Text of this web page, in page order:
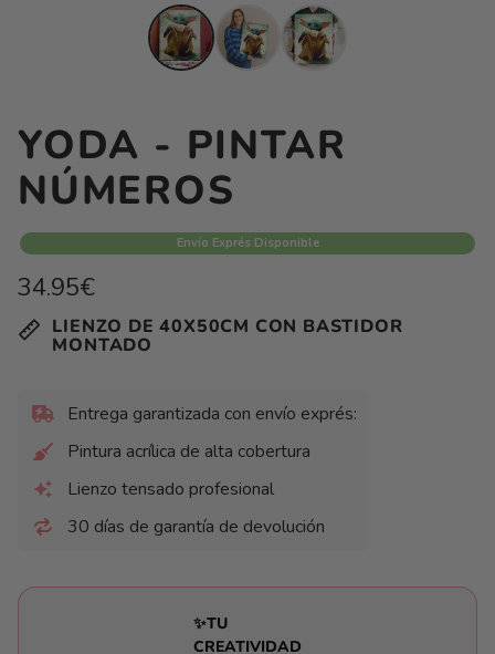
YODA - PINTAR
NÚMEROS
Envío Exprés Disponible
Precio
habitual
34.95€
Precio
unitario
por LIENZO DE 40X50CM CON BASTIDOR
MONTADO
Entrega garantizada con envío exprés:
Pintura acrílica de alta cobertura
Lienzo tensado profesional
30 días de garantía de devolución
✨TU
CREATIVIDAD